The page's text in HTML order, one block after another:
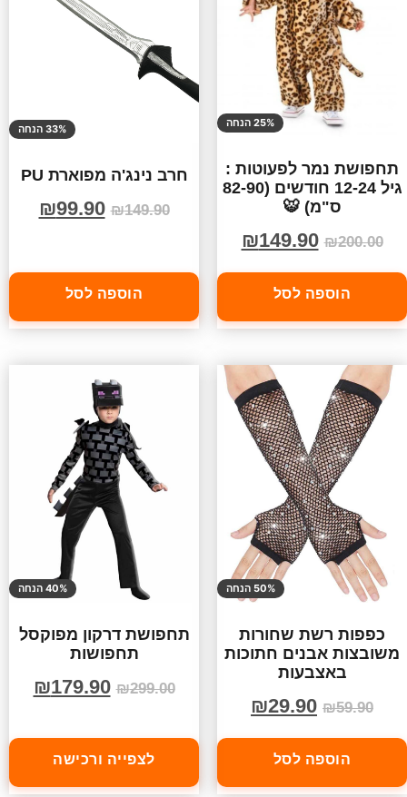
25% הנחה
תחפושת נמר לפעוטות :
גיל 12-24 חודשים (82-90
ס"מ) 🐯
₪200.00
₪149.90
הוספה לסל
33% הנחה
חרב נינג'ה מפוארת PU
₪149.90
₪99.90
הוספה לסל
50% הנחה
כפפות רשת שחורות
משובצות אבנים חתוכות
באצבעות
₪59.90
₪29.90
הוספה לסל
40% הנחה
תחפושת דרקון מפוקסל
תחפושות
₪299.00
₪179.90
לצפייה ורכישה